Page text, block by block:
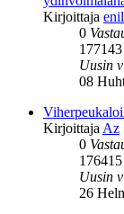
Kirjoittaja
0
177143
Uusin
08
Kirjoittaja Az
0
176415
Uusin
26